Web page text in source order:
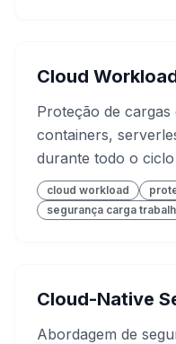
Cloud
Proteção de
containers,
durante todo o ciclo
cloud workload
segurança carga
Cloud-Native
Abordagem de